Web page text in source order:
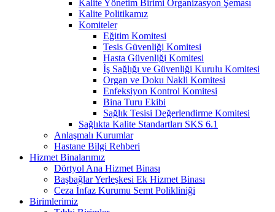
Kalite Yönetim Birimi Organizasyon Şeması
Kalite Politikamız
Komiteler
Eğitim Komitesi
Tesis Güvenliği Komitesi
Hasta Güvenliği Komitesi
İş Sağlığı ve Güvenliği Kurulu Komitesi
Organ ve Doku Nakli Komitesi
Enfeksiyon Kontrol Komitesi
Bina Turu Ekibi
Sağlık Tesisi Değerlendirme Komitesi
Sağlıkta Kalite Standartları SKS 6.1
Anlaşmalı Kurumlar
Hastane Bilgi Rehberi
Hizmet Binalarımız
Dörtyol Ana Hizmet Binası
Başbağlar Yerleşkesi Ek Hizmet Binası
Ceza İnfaz Kurumu Semt Polikliniği
Birimlerimiz